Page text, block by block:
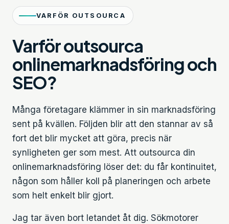
VARFÖR OUTSOURCA
Varför outsourca
onlinemarknadsföring och
SEO?
Många företagare klämmer in sin marknadsföring
sent på kvällen. Följden blir att den stannar av så
fort det blir mycket att göra, precis när
synligheten ger som mest. Att outsourca din
onlinemarknadsföring löser det: du får kontinuitet,
någon som håller koll på planeringen och arbete
som helt enkelt blir gjort.
Jag tar även bort letandet åt dig. Sökmotorer